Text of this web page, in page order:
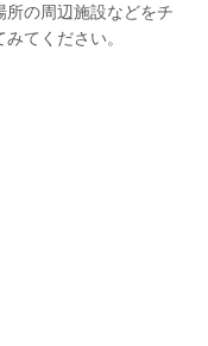
の周辺施設などをチ
てください。